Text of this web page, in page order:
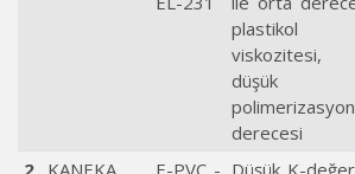
plastikol
viskozitesi,
düşük
polimerizasyon
derecesi
2 KANEKA
E-PVC - Düşük K-